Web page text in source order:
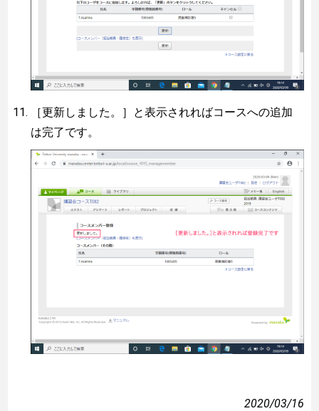
［更新しました。］と表示されればコースへの追加
は完了です。
2020/03/16